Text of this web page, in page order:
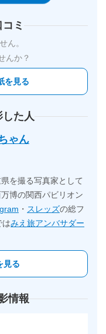
ミ
ん。
んか？
を見る
た人
ゃん
を撮る写真家として
博の関西パビリオン
・ スレッズの総フ
はみえ旅アンバサダー
見る
情報